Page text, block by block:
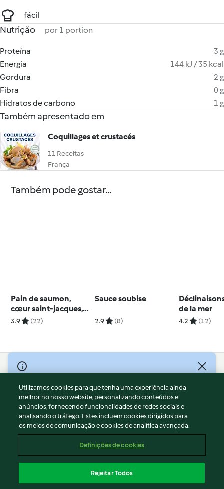
fácil
Nutrição por 1 portion
Proteína
3 g
Energia
144 kJ / 35 kcal
Gordura
2 g
Fibra
0 g
Hidratos de carbono
1 g
Também apresentado em
Coquillages et crustacés
11 Receitas
França
Também pode gostar...
Pain de saumon,
cœur saint-jacques,
crème à l'aneth
3.9 (22)
Sauce soubise
2.9 (8)
de la mer
4.2 (12)
© Copyright 2026
Termos de Utilização
Aviso sobre Proteção de Dados
Aviso
Apoio legal
Conteúdo do relatório
Declaração de acessibilidade
Utilizamos cookies para que tenha uma experiência ainda
melhor no nosso website, personalizando conteúdos e
anúncios, fornecendo funcionalidades de redes sociais e
analisando o tráfego. Estes incluem cookies dirigidos para
os meios de comunicação e cookies de analítica avançada.
Definições de cookies
Rejeitar Todos